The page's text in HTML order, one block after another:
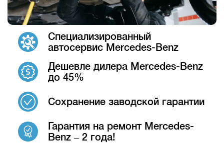
Специализированный
автосервис Mercedes-Benz
Дешевле дилера Mercedes-Benz
до 45%
Сохранение заводской гарантии
Гарантия на ремонт Mercedes-
Benz – 2 года!